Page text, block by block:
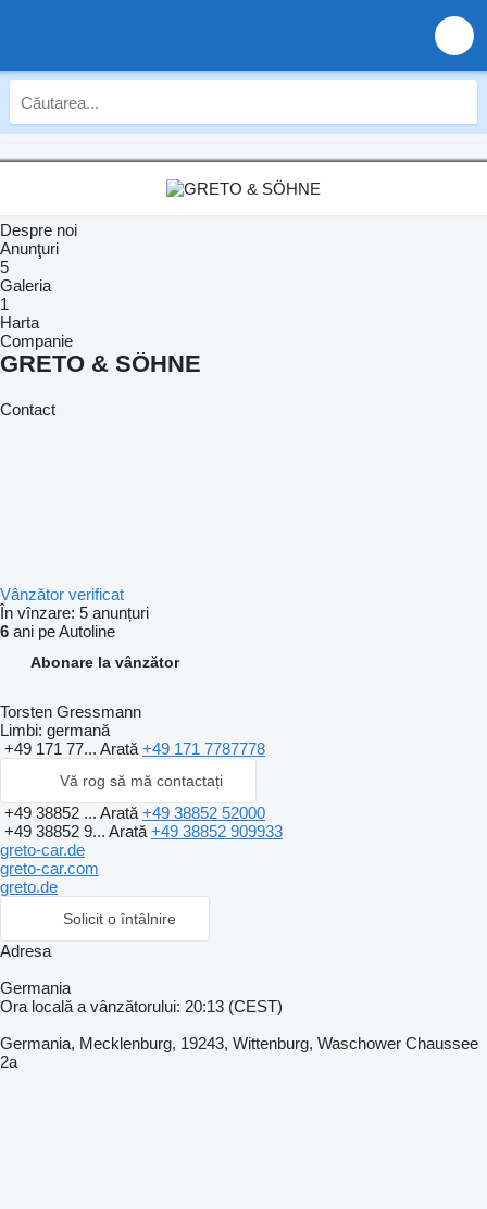
Despre noi
Anunţuri
5
Galeria
1
Harta
Companie
GRETO & SÖHNE
Contact
Vânzător verificat
În vînzare: 5 anunțuri
6 ani pe Autoline
Abonare la vânzător
Torsten Gressmann
Limbi: germană
+49 171 77... Arată +49 171 7787778
Vă rog să mă contactați
+49 38852 ... Arată +49 38852 52000
+49 38852 9... Arată +49 38852 909933
greto-car.de
greto-car.com
greto.de
Solicit o întâlnire
Adresa
Germania
Ora locală a vânzătorului: 20:13 (CEST)
Germania, Mecklenburg, 19243, Wittenburg, Waschower Chaussee
2a